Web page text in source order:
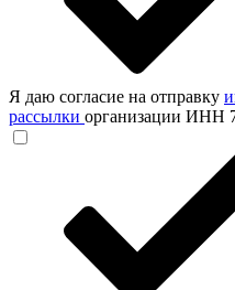
Я даю согласие на отправку
рассылки организации ИНН